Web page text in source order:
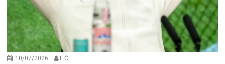
10/07/2026 I. Ć.